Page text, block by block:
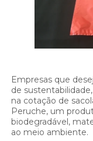
Empresas que
de
na cotação de
Peruche, um
biodegradável,
ao meio ambiente.